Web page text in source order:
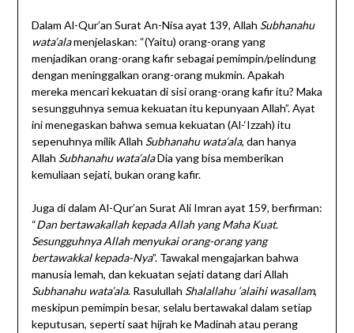
Dalam Al-Qur’an Surat An-Nisa ayat 139, Allah Subhanahu
wata’alamenjelaskan: “(Yaitu) orang-orang yang
menjadikan orang-orang kafir sebagai pemimpin/pelindung
dengan meninggalkan orang-orang mukmin. Apakah
mereka mencari kekuatan di sisi orang-orang kafir itu? Maka
sesungguhnya semua kekuatan itu kepunyaan Allah”. Ayat
ini menegaskan bahwa semua kekuatan (Al-‘Izzah) itu
sepenuhnya milik Allah Subhanahu wata’ala, dan hanya
Allah Subhanahu wata’alaDia yang bisa memberikan
kemuliaan sejati, bukan orang kafir.
Juga di dalam Al-Qur’an Surat Ali Imran ayat 159, berfirman:
“Dan bertawakallah kepada Allah yang Maha Kuat.
Sesungguhnya Allah menyukai orang-orang yang
bertawakkal kepada-Nya”. Tawakal mengajarkan bahwa
manusia lemah, dan kekuatan sejati datang dari Allah
Subhanahu wata’ala. Rasulullah Shalallahu ‘alaihi wasallam,
meskipun pemimpin besar, selalu bertawakal dalam setiap
keputusan, seperti saat hijrah ke Madinah atau perang